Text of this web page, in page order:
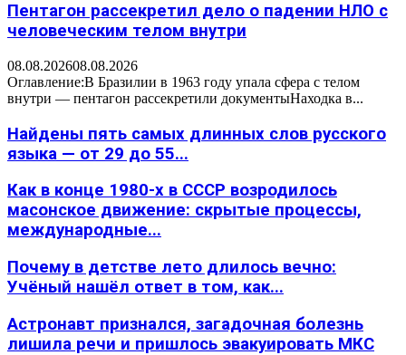
Пентагон рассекретил дело о падении НЛО с
человеческим телом внутри
08.08.202608.08.2026
Оглавление:В Бразилии в 1963 году упала сфера с телом
внутри — пентагон рассекретили документыНаходка в...
Найдены пять самых длинных слов русского
языка — от 29 до 55...
Как в конце 1980-х в СССР возродилось
масонское движение: скрытые процессы,
международные...
Почему в детстве лето длилось вечно:
Учёный нашёл ответ в том, как...
Астронавт признался, загадочная болезнь
лишила речи и пришлось эвакуировать МКС